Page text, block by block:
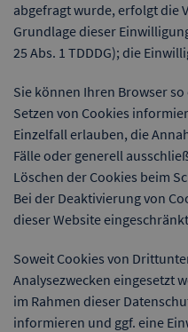
abgefragt wurde, erfolgt die
Grundlage dieser
25 Abs. 1 TDDDG); die
Sie können Ihren Browser
Setzen von Cookies
Einzelfall erlauben, die
Fälle oder generell
Löschen der Cookies beim
Bei der Deaktivierung von
dieser Website
Soweit Cookies von
Analysezwecken eingesetzt
im Rahmen dieser
informieren und ggf. eine